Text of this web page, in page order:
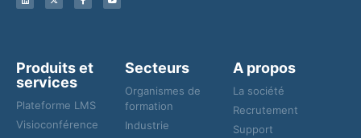
Produits et
services
Plateforme LMS
Visioconférence
Secteurs
Organismes de
formation
Industrie
A propos
La société
Recrutement
Support